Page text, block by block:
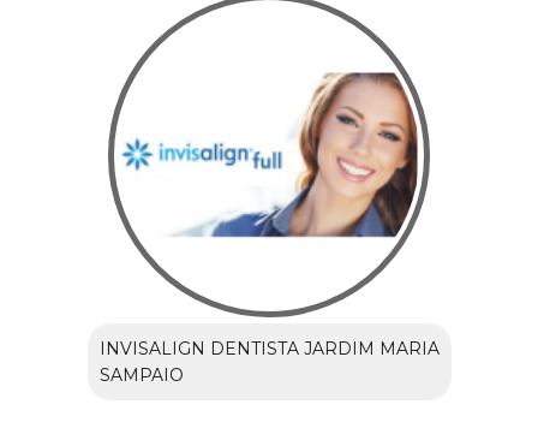
INVISALIGN DENTISTA JARDIM MARIA
SAMPAIO